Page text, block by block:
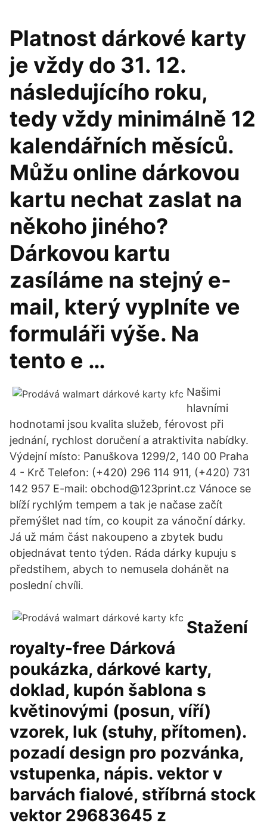
Platnost dárkové karty
je vždy do 31. 12.
následujícího roku,
tedy vždy minimálně 12
kalendářních měsíců.
Můžu online dárkovou
kartu nechat zaslat na
někoho jiného?
Dárkovou kartu
zasíláme na stejný e-
mail, který vyplníte ve
formuláři výše. Na
tento e …
Našimi
hlavními
hodnotami jsou kvalita služeb, férovost při
jednání, rychlost doručení a atraktivita nabídky.
Výdejní místo: Panuškova 1299/2, 140 00 Praha
4 - Krč Telefon: (+420) 296 114 911, (+420) 731
142 957 E-mail: obchod@123print.cz Vánoce se
blíží rychlým tempem a tak je načase začít
přemýšlet nad tím, co koupit za vánoční dárky.
Já už mám část nakoupeno a zbytek budu
objednávat tento týden. Ráda dárky kupuju s
předstihem, abych to nemusela dohánět na
poslední chvíli.
Stažení
royalty-free Dárková
poukázka, dárkové karty,
doklad, kupón šablona s
květinovými (posun, víří)
vzorek, luk (stuhy, přítomen).
pozadí design pro pozvánka,
vstupenka, nápis. vektor v
barvách fialové, stříbrná stock
vektor 29683645 z